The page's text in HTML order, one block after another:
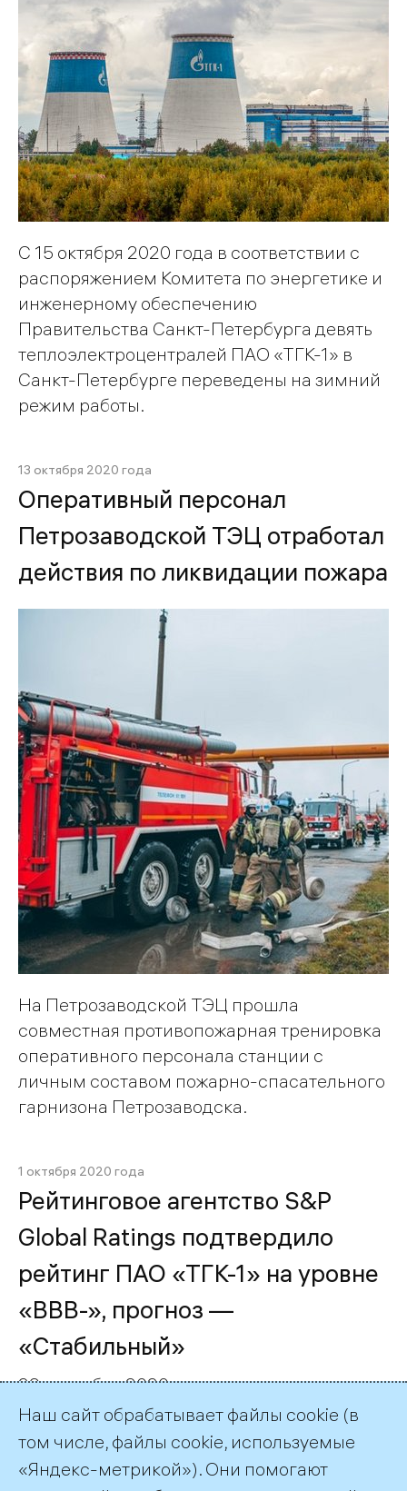
С 15 октября 2020 года в соответствии с
распоряжением Комитета по энергетике и
инженерному обеспечению
Правительства Санкт-Петербурга девять
теплоэлектроцентралей ПАО «ТГК-1» в
Санкт-Петербурге переведены на зимний
режим работы.
13 октября 2020 года
Оперативный персонал
Петрозаводской ТЭЦ отработал
действия по ликвидации пожара
На Петрозаводской ТЭЦ прошла
совместная противопожарная тренировка
оперативного персонала станции с
личным составом пожарно-спасательного
гарнизона Петрозаводска.
1 октября 2020 года
Рейтинговое агентство S&P
Global Ratings подтвердило
рейтинг ПАО «ТГК-1» на уровне
«ВВВ-», прогноз —
«Стабильный»
29 сентября 2020 года международное
рейтинговое агентство S&P Global Ratings
подтвердило рейтинг ПАО «ТГК-1» на
уровне «ВВВ-», прогноз по рейтингу
«Стабильный».
Наш сайт обрабатывает файлы cookie (в
том числе, файлы cookie, используемые
«Яндекс-метрикой»). Они помогают